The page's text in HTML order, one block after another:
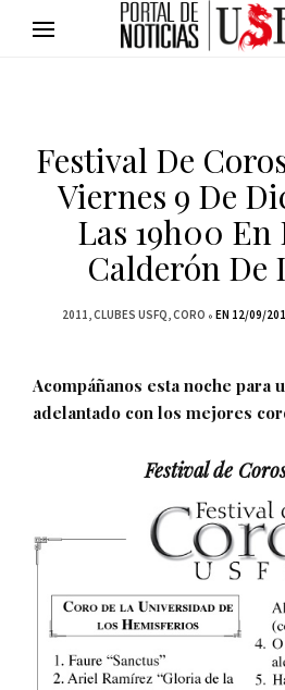
Festival De
Viernes 9 De
Las 19h00 En
Calderón De
2011 CLUBES USFQ CORO EN 12/09/
Acompáñanos esta noche para
adelantado con los mejores
Festival de